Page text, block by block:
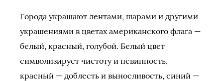
Города украшают лентами, шарами и другими
украшениями в цветах американского флага —
белый, красный, голубой. Белый цвет
символизирует чистоту и невинность,
красный — доблесть и выносливость, синий —